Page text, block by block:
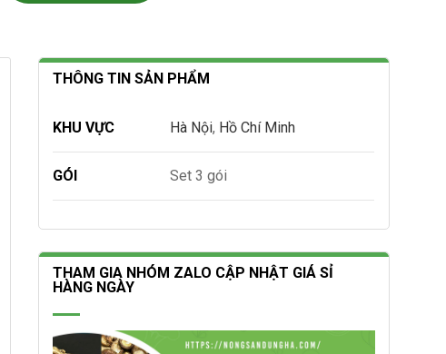
THÔNG TIN SẢN PHẨM
KHU VỰC Hà Nội, Hồ Chí Minh
GÓI Set 3 gói
THAM GIA NHÓM ZALO CẬP NHẬT GIÁ SỈ
HÀNG NGÀY